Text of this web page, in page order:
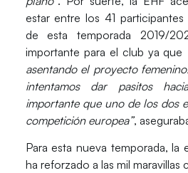
estar entre los 41
de esta temporada 2019/
importante para el club ya que
asentando el proyecto
intentamos dar pasitos
importante que uno de los dos
competición europea”,
Para esta nueva temporada, la
ha reforzado a las mil maravillas